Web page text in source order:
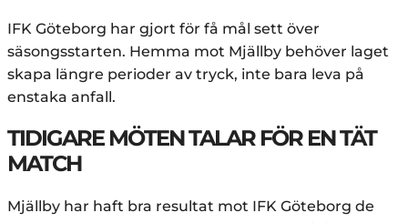
IFK Göteborg har gjort för få mål sett över
säsongsstarten. Hemma mot Mjällby behöver laget
skapa längre perioder av tryck, inte bara leva på
enstaka anfall.
TIDIGARE MÖTEN TALAR FÖR EN TÄT
MATCH
Mjällby har haft bra resultat mot IFK Göteborg de